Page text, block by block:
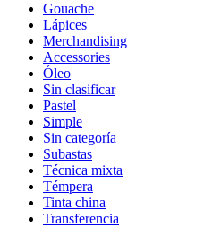
Gouache
Lápices
Merchandising
Accessories
Óleo
Sin clasificar
Pastel
Simple
Sin categoría
Subastas
Técnica mixta
Témpera
Tinta china
Transferencia